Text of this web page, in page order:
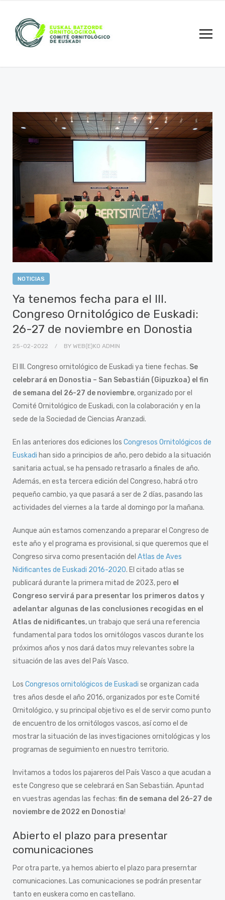
NOTICIAS
Ya tenemos fecha para el III.
Congreso Ornitológico de Euskadi:
26-27 de noviembre en Donostia
25-02-2022 BY WEB(E)KO ADMIN
El III. Congreso ornitológico de Euskadi ya tiene fechas. Se
celebrará en Donostia – San Sebastián (Gipuzkoa) el fin
de semana del 26-27 de noviembre, organizado por el
Comité Ornitológico de Euskadi, con la colaboración y en la
sede de la Sociedad de Ciencias Aranzadi.
En las anteriores dos ediciones los Congresos Ornitológicos de
Euskadi han sido a principios de año, pero debido a la situación
sanitaria actual, se ha pensado retrasarlo a finales de año.
Además, en esta tercera edición del Congreso, habrá otro
pequeño cambio, ya que pasará a ser de 2 días, pasando las
actividades del viernes a la tarde al domingo por la mañana.
Aunque aún estamos comenzando a preparar el Congreso de
este año y el programa es provisional, si que queremos que el
Congreso sirva como presentación del Atlas de Aves
Nidificantes de Euskadi 2016-2020. El citado atlas se
publicará durante la primera mitad de 2023, pero el
Congreso servirá para presentar los primeros datos y
adelantar algunas de las conclusiones recogidas en el
Atlas de nidificantes, un trabajo que será una referencia
fundamental para todos los ornitólogos vascos durante los
próximos años y nos dará datos muy relevantes sobre la
situación de las aves del País Vasco.
Los Congresos ornitológicos de Euskadi se organizan cada
tres años desde el año 2016, organizados por este Comité
Ornitológico, y su principal objetivo es el de servir como punto
de encuentro de los ornitólogos vascos, así como el de
mostrar la situación de las investigaciones ornitológicas y los
programas de seguimiento en nuestro territorio.
Invitamos a todos los pajareros del País Vasco a que acudan a
este Congreso que se celebrará en San Sebastián. Apuntad
en vuestras agendas las fechas: fin de semana del 26-27 de
noviembre de 2022 en Donostia!
Abierto el plazo para presentar
comunicaciones
Por otra parte, ya hemos abierto el plazo para preserntar
comunicaciones. Las comunicaciones se podrán presentar
tanto en euskera como en castellano.